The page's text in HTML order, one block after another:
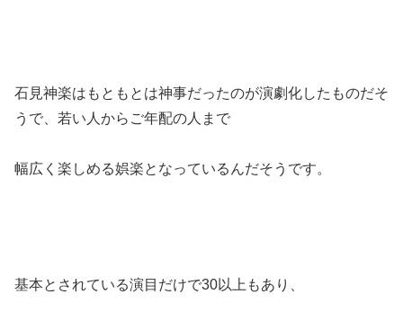
石見神楽はもともとは神事だったのが演劇化したものだそ
うで、若い人からご年配の人まで
幅広く楽しめる娯楽となっているんだそうです。
基本とされている演目だけで30以上もあり、